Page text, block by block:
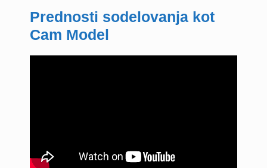
Prednosti sodelovanja kot
Cam Model